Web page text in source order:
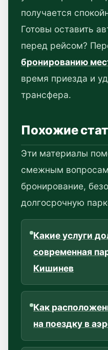
получается
Готовы оставить
перед рейсом?
бронированию
время приезда и
трансфера.
Похожие
Эти материалы
смежным
бронирование,
долгосрочную
Какие услуги
современная
Кишинев
Как
на поездку в